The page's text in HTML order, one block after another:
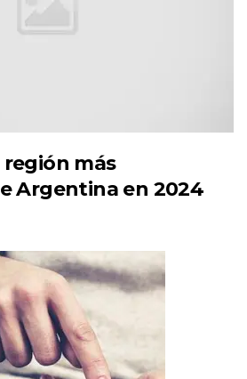
región más
Argentina en 2024